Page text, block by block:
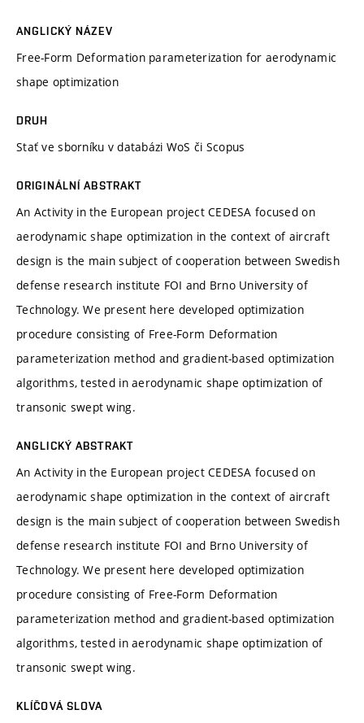
ANGLICKÝ NÁZEV
Free-Form Deformation parameterization for aerodynamic
shape optimization
DRUH
Stať ve sborníku v databázi WoS či Scopus
ORIGINÁLNÍ ABSTRAKT
An Activity in the European project CEDESA focused on
aerodynamic shape optimization in the context of aircraft
design is the main subject of cooperation between Swedish
defense research institute FOI and Brno University of
Technology. We present here developed optimization
procedure consisting of Free-Form Deformation
parameterization method and gradient-based optimization
algorithms, tested in aerodynamic shape optimization of
transonic swept wing.
ANGLICKÝ ABSTRAKT
An Activity in the European project CEDESA focused on
aerodynamic shape optimization in the context of aircraft
design is the main subject of cooperation between Swedish
defense research institute FOI and Brno University of
Technology. We present here developed optimization
procedure consisting of Free-Form Deformation
parameterization method and gradient-based optimization
algorithms, tested in aerodynamic shape optimization of
transonic swept wing.
KLÍČOVÁ SLOVA